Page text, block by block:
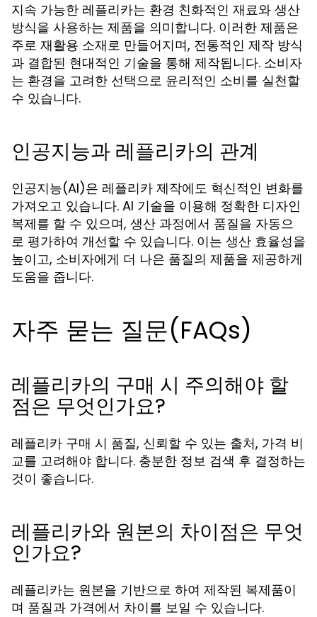
지속 가능한 레플리카는 환경 친화적인 재료와 생산
방식을 사용하는 제품을 의미합니다. 이러한 제품은
주로 재활용 소재로 만들어지며, 전통적인 제작 방식
과 결합된 현대적인 기술을 통해 제작됩니다. 소비자
는 환경을 고려한 선택으로 윤리적인 소비를 실천할
수 있습니다.
인공지능과 레플리카의 관계
인공지능(AI)은 레플리카 제작에도 혁신적인 변화를
가져오고 있습니다. AI 기술을 이용해 정확한 디자인
복제를 할 수 있으며, 생산 과정에서 품질을 자동으
로 평가하여 개선할 수 있습니다. 이는 생산 효율성을
높이고, 소비자에게 더 나은 품질의 제품을 제공하게
도움을 줍니다.
자주 묻는 질문(FAQs)
레플리카의 구매 시 주의해야 할
점은 무엇인가요?
레플리카 구매 시 품질, 신뢰할 수 있는 출처, 가격 비
교를 고려해야 합니다. 충분한 정보 검색 후 결정하는
것이 좋습니다.
레플리카와 원본의 차이점은 무엇
인가요?
레플리카는 원본을 기반으로 하여 제작된 복제품이
며 품질과 가격에서 차이를 보일 수 있습니다.